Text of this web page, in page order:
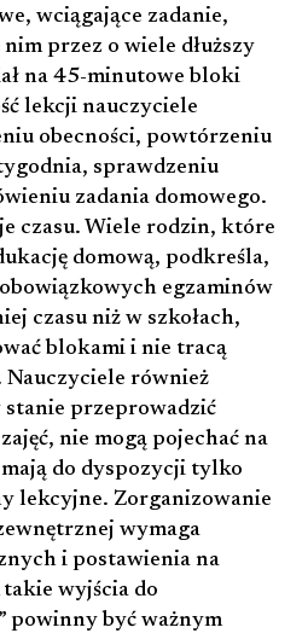
wciągające zadanie,
przez o wiele dłuższy
na 45-minutowe bloki
lekcji nauczyciele
obecności, powtórzeniu
sprawdzeniu
zadania domowego.
czasu. Wiele rodzin, które
domową, podkreśla,
egzaminów
czasu niż w szkołach,
blokami i nie tracą
Nauczyciele również
stanie przeprowadzić
nie mogą pojechać na
do dyspozycji tylko
lekcyjne. Zorganizowanie
wymaga
i postawienia na
takie wyjścia do
powinny być ważnym